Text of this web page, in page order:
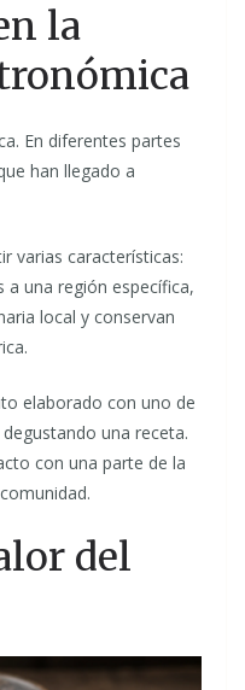
la
En diferentes partes
han llegado a
varias características:
una región específica,
local y conservan
elaborado con uno de
una receta.
con una parte de la
del